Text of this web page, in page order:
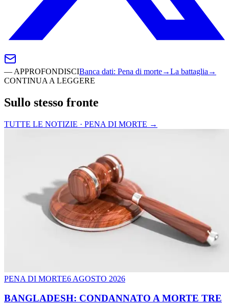
— APPROFONDISCIBanca dati: Pena di morte→La battaglia →
CONTINUA A LEGGERE
Sullo stesso fronte
TUTTE LE NOTIZIE · PENA DI MORTE →
PENA DI MORTE6 AGOSTO 2026
BANGLADESH: CONDANNATO A MORTE TRE